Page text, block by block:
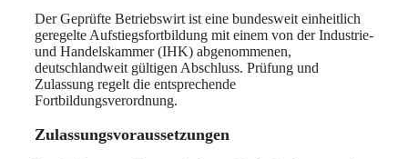
Der Geprüfte Betriebswirt ist eine bundesweit einheitlich
geregelte Aufstiegsfortbildung mit einem von der Industrie-
und Handelskammer (IHK) abgenommenen,
deutschlandweit gültigen Abschluss. Prüfung und
Zulassung regelt die entsprechende
Fortbildungsverordnung.
Zulassungsvoraussetzungen